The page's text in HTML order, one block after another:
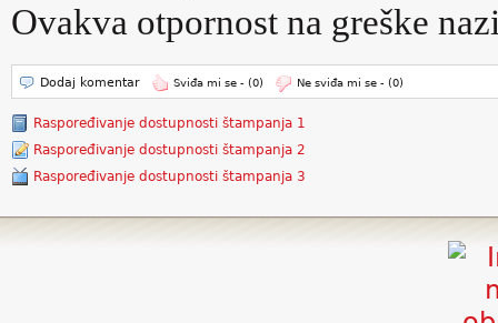
Ovakva otpornost na greške
Dodaj komentar Sviđa mi se - (0) Ne sviđa mi se - (0)
Raspoređivanje dostupnosti štampanja 1
Raspoređivanje dostupnosti štampanja 2
Raspoređivanje dostupnosti štampanja 3